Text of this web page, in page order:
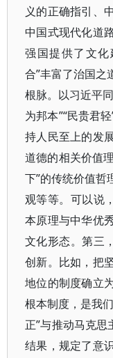
义的正确指引、
中国式现代化道
强国提供了文
合”丰富了治国之
根脉。以习近平
为邦本”“民贵君
持人民至上的发
道德的相关价值
下”的传统价值哲
观等等。可以说
本原理与中华优
文化形态。第三
创新。比如，把
地位的制度确立
根本制度，是我
正”与推动马克思
结果，规定了意